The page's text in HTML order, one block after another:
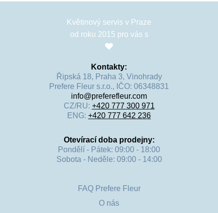
Květinový servis v Praze
od roku 2015 pro vás s
Kontakty:
Řipská 18, Praha 3, Vinohrady
Prefere Fleur s.r.o., IČO: 06348831
info@preferefleur.com
CZ/RU: +420 777 300 971
ENG: +420 777 642 236
Otevírací doba prodejny:
Pondělí - Pátek: 09:00 - 18:00
Sobota - Neděle: 09:00 - 14:00
FAQ Prefere Fleur
O nás